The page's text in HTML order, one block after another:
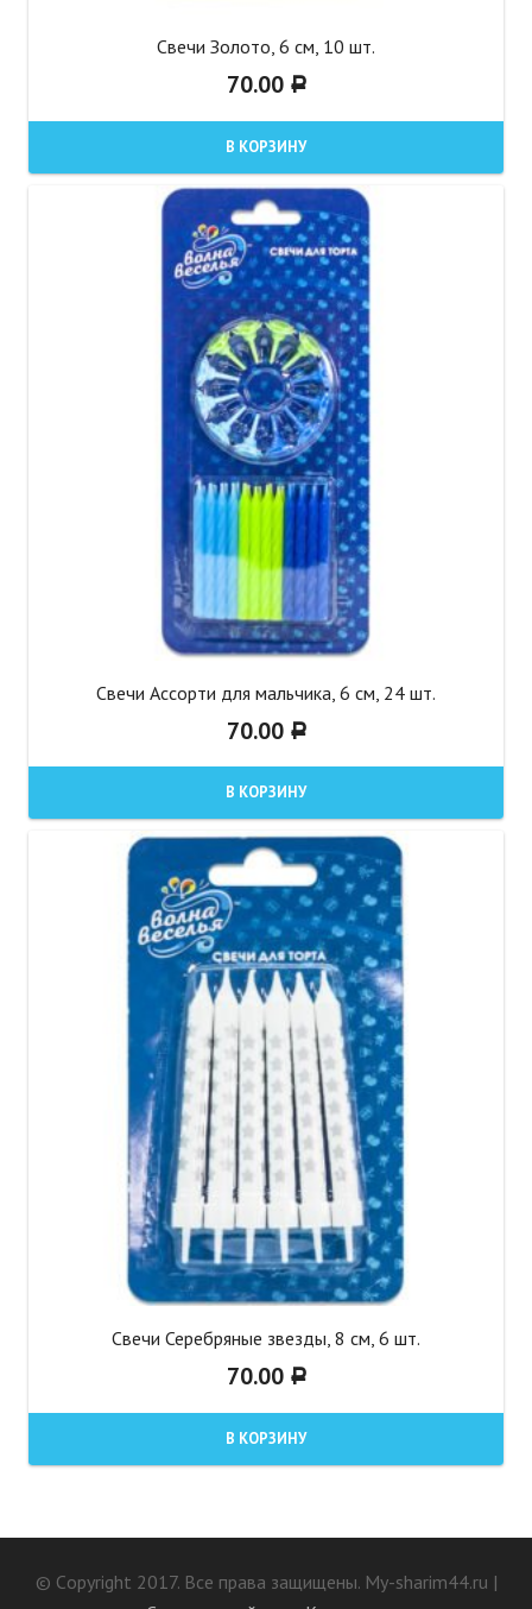
Свечи Золото, 6 см, 10 шт.
70.00 Р
В КОРЗИНУ
Свечи Ассорти для мальчика, 6 см, 24 шт.
70.00 Р
В КОРЗИНУ
Свечи Серебряные звезды, 8 см, 6 шт.
70.00 Р
В КОРЗИНУ
© Сopyright 2017. Все права защищены. My-sharim44.ru |